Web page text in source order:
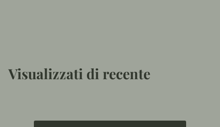
5
Visualizzati di recente